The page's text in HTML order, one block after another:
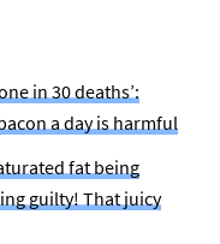
in 30 deaths’:
a day is harmful
fat being
guilty! That juicy